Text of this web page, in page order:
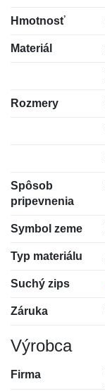
Hmotnosť
Materiál
Rozmery
Spôsob
pripevnenia
Symbol zeme
Typ materiálu
Suchý zips
Záruka
Výrobca
Firma